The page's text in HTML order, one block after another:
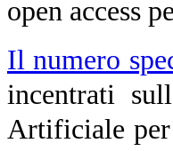
open access
Il numero
incentrati
Artificiale